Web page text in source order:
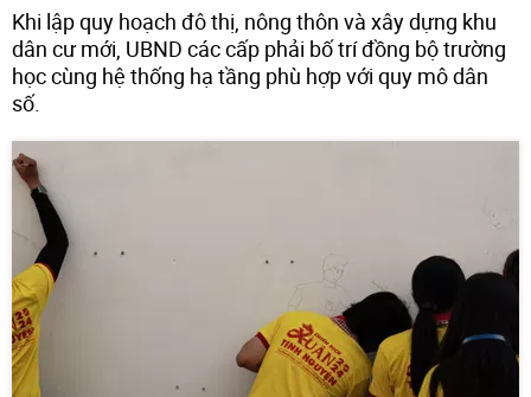
Khi lập quy hoạch đô thị, nông thôn và xây dựng khu
dân cư mới, UBND các cấp phải bố trí đồng bộ trường
học cùng hệ thống hạ tầng phù hợp với quy mô dân
số.